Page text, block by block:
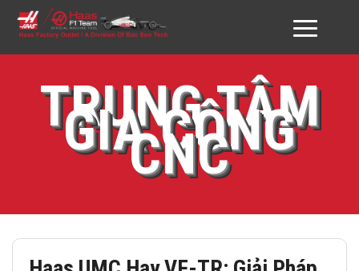
SẢN PHẨM
DỊCH VỤ
TƯ VẤN
TRUNG TÂM
GIA CÔNG
CNC